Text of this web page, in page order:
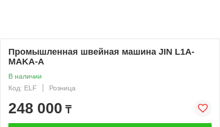
Промышленная швейная машина JIN L1A-
MAKA-A
В наличии
Код: ELF
Розница
248 000 ₸